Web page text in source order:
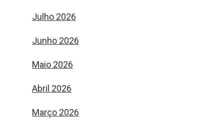
Julho 2026
Junho 2026
Maio 2026
Abril 2026
Março 2026